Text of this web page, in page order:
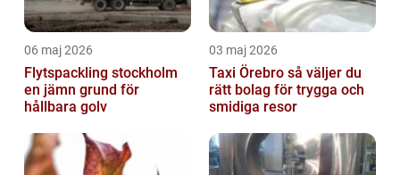
06 maj 2026
Flytspackling stockholm
en jämn grund för
hållbara golv
03 maj 2026
Taxi Örebro så väljer du
rätt bolag för trygga och
smidiga resor